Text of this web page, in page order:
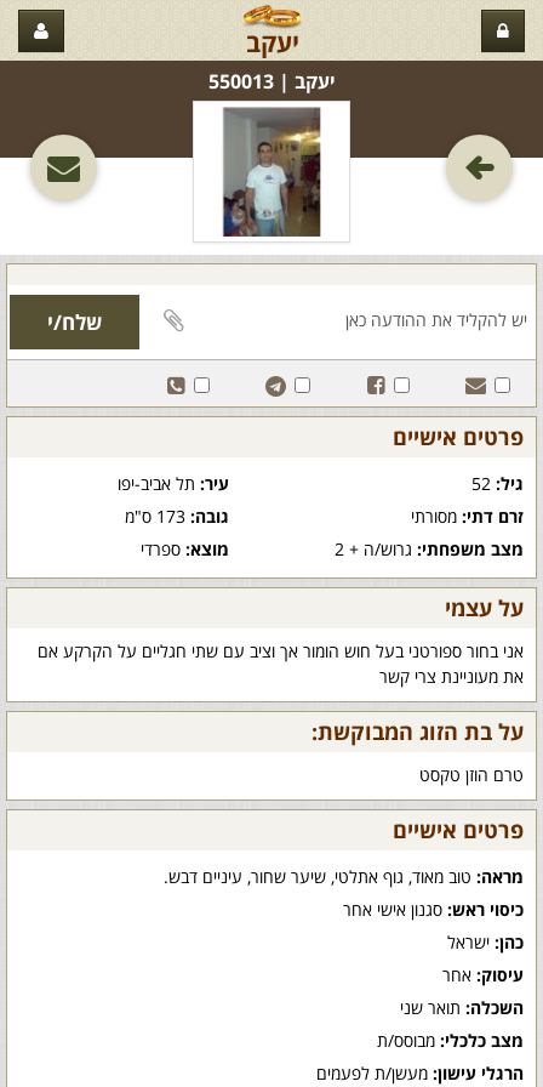
יעקב
יעקב‏ | 550013
פרטים אישיים
גיל: עיר:תל אביב-יפו
זרם דתי: מסורתי גובה:173 ס"מ
מצב משפחתי: גרוש/ה + 2 מוצא:ספרדי
על עצמי
אני בחור ספורטני בעל חוש הומור אך וציב עם שתי חגליים על הקרקע אם
את מעוניינת צרי קשר
על בת הזוג המבוקשת:
טרם הוזן טקסט
פרטים אישיים
מראה: טוב מאוד, גוף אתלטי, שיער שחור, עיניים דבש.
כיסוי ראש: סגנון אישי אחר
כהן: ישראל
עיסוק: אחר
השכלה: תואר שני
מצב כלכלי: מבוסס/ת
הרגלי עישון: מעשן/ת לפעמים